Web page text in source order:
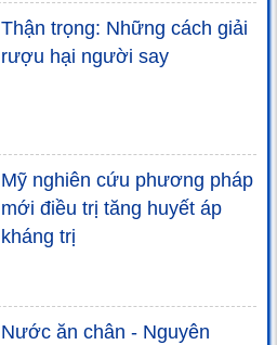
Thận trọng: Những cách giải
rượu hại người say
Mỹ nghiên cứu phương pháp
mới điều trị tăng huyết áp
kháng trị
Nước ăn chân - Nguyên